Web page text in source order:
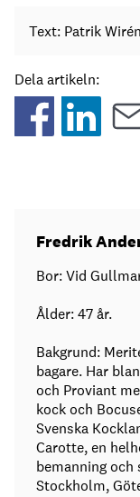
Text: Patrik Wirén
Dela artikeln:
Fredrik
Bor: Vid
Ålder: 47 år.
Bakgrund:
bagare. Har
och Proviant
kock och
Svenska
Carotte, en
bemanning och
Stockholm,